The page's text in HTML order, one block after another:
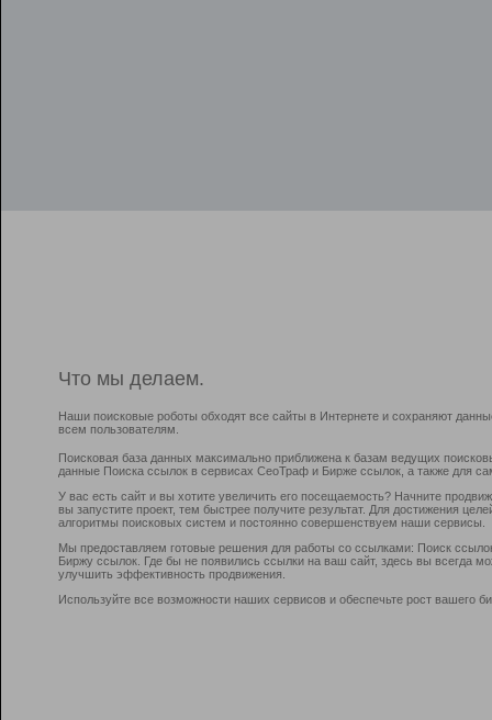
Что мы делаем.
Наши поисковые роботы обходят все сайты в Интернете и сохраняют
всем пользователям.
Поисковая база данных максимально приближена к базам ведущих
данные Поиска ссылок в сервисах СеоТраф и Бирже ссылок, а также для
У вас есть сайт и вы хотите увеличить его посещаемость? Начните
вы запустите проект, тем быстрее получите результат. Для достижения
алгоритмы поисковых систем и постоянно совершенствуем наши сервисы.
Мы предоставляем готовые решения для работы со ссылками: Поиск
Биржу ссылок. Где бы не появились ссылки на ваш сайт, здесь вы всегда
улучшить эффективность продвижения.
Используйте все возможности наших сервисов и обеспечьте рост вашего